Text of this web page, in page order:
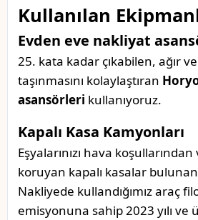
Kullanılan
Evden eve nakliyat
25. kata kadar çıkabilen, ağır
taşınmasını kolaylaştıran
asansörleri kullanıyoruz.
Kapalı Kasa Kamyonları
Eşyalarınızı hava
koruyan kapalı kasalar bulunan
Nakliyede kullandığımız araç
emisyonuna sahip 2023 yılı